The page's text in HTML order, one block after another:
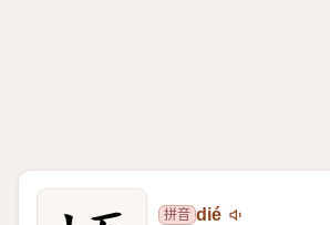
拼音 dié